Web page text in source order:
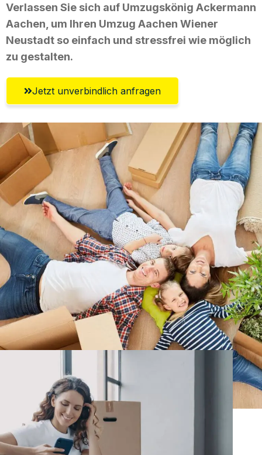
Verlassen Sie sich auf Umzugskönig Ackermann
Aachen, um Ihren Umzug Aachen Wiener
Neustadt so einfach und stressfrei wie möglich
zu gestalten.
Jetzt unverbindlich anfragen